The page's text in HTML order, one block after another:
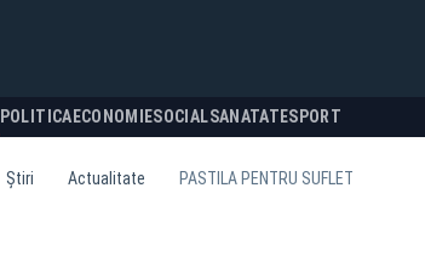
POLITICA ECONOMIESOCIALSANATATESPORT
Știri Actualitate PASTILA PENTRU SUFLET